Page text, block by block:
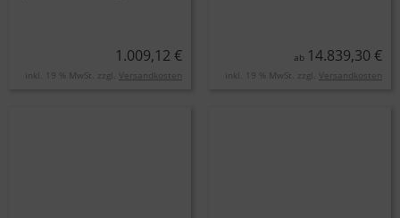
1.009,12 €
inkl. 19 % MwSt. zzgl. Versandkosten
ab 14.839,30 €
inkl. 19 % MwSt. zzgl. Versandkosten